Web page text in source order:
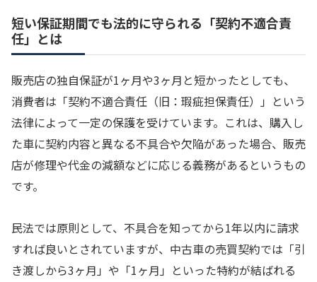
短い保証期間でも法的に守られる「契約不適合責
任」とは
販売店の独自保証が1ヶ月や3ヶ月と短かったとしても、
消費者は「契約不適合責任（旧：瑕疵担保責任）」という
法律によって一定の保護を受けています。これは、購入し
た車に契約内容と異なる不具合や欠陥があった場合、販売
店が修理や代金の減額などに応じる義務があるというもの
です。
民法では原則として、不具合を知ってから1年以内に請求
すれば良いとされていますが、中古車の売買契約では「引
き渡しから3ヶ月」や「1ヶ月」といった特約が結ばれる